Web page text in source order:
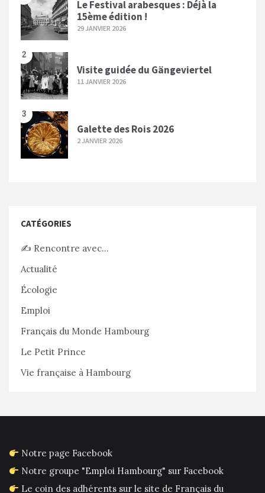
Le Festival arabesques : Déjà la
15ème édition !
29 JANVIER 2026
2
Visite guidée du Gängeviertel
11 JANVIER 2026
3
Galette des Rois 2026
2 JANVIER 2026
CATÉGORIES
✍️ Rencontre avec…
Actualité
Écologie
Emploi
Français du Monde Hambourg
Le Petit Prince
Vie française à Hambourg
Notre page Facebook
Notre groupe "Emploi Hambourg" sur Facebook
Le coin des adhérents sur le site de Français du